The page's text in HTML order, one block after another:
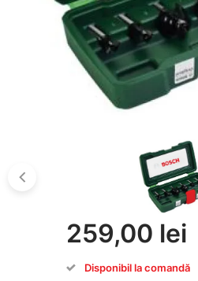
259,00 lei
Disponibil la comandă